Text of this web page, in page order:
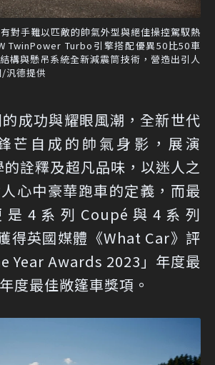
對手難以匹敵的帥氣外型與絕佳操控駕馭熱
TwinPower Turbo引擎搭配優異50比50車
構與懸吊系統全新減震筒技術，營造出引人
汎德提供
成功與耀眼風潮，全新世代
芒自成的帥氣身影，展演
的詮釋及超凡品味，以迷人之
心中豪華跑車的定義，而最
是4系列Coupé與4系列
得英國媒體《What Car》評
Year Awards 2023」年度最
度最佳敞篷車獎項。